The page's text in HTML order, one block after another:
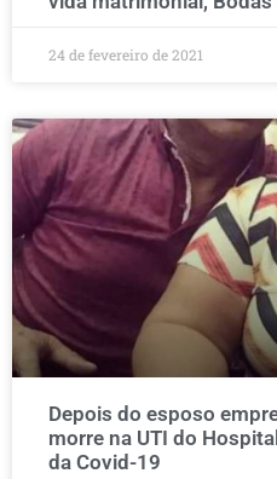
24 de fevereiro de 2021
Depois do esposo
morre na UTI do
da Covid-19